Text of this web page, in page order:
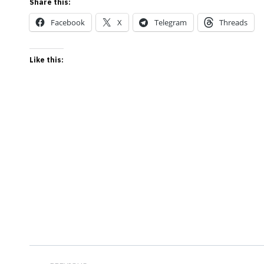
Share this:
Facebook X Telegram Threads
Like this:
Post